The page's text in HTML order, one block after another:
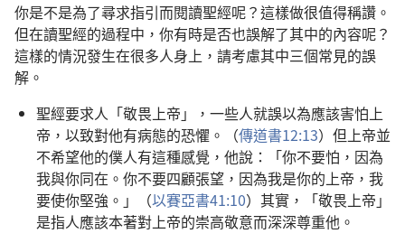
你是不是為了尋求指引而閱讀聖經呢？這樣做很值得稱讚。
但在讀聖經的過程中，你有時是否也誤解了其中的內容呢？
這樣的情況發生在很多人身上，請考慮其中三個常見的誤
解。
聖經要求人「敬畏上帝」，一些人就誤以為應該害怕上
帝，以致對他有病態的恐懼。（傳道書12:13）但上帝並
不希望他的僕人有這種感覺，他說：「你不要怕，因為
我與你同在。你不要四顧張望，因為我是你的上帝，我
要使你堅強。」（以賽亞書41:10）其實，「敬畏上帝」
是指人應該本著對上帝的崇高敬意而深深尊重他。